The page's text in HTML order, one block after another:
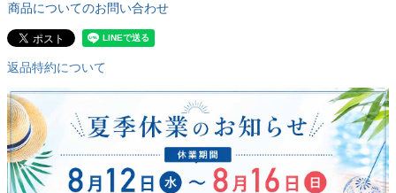
商品についてのお問い合わせ
返品特約について